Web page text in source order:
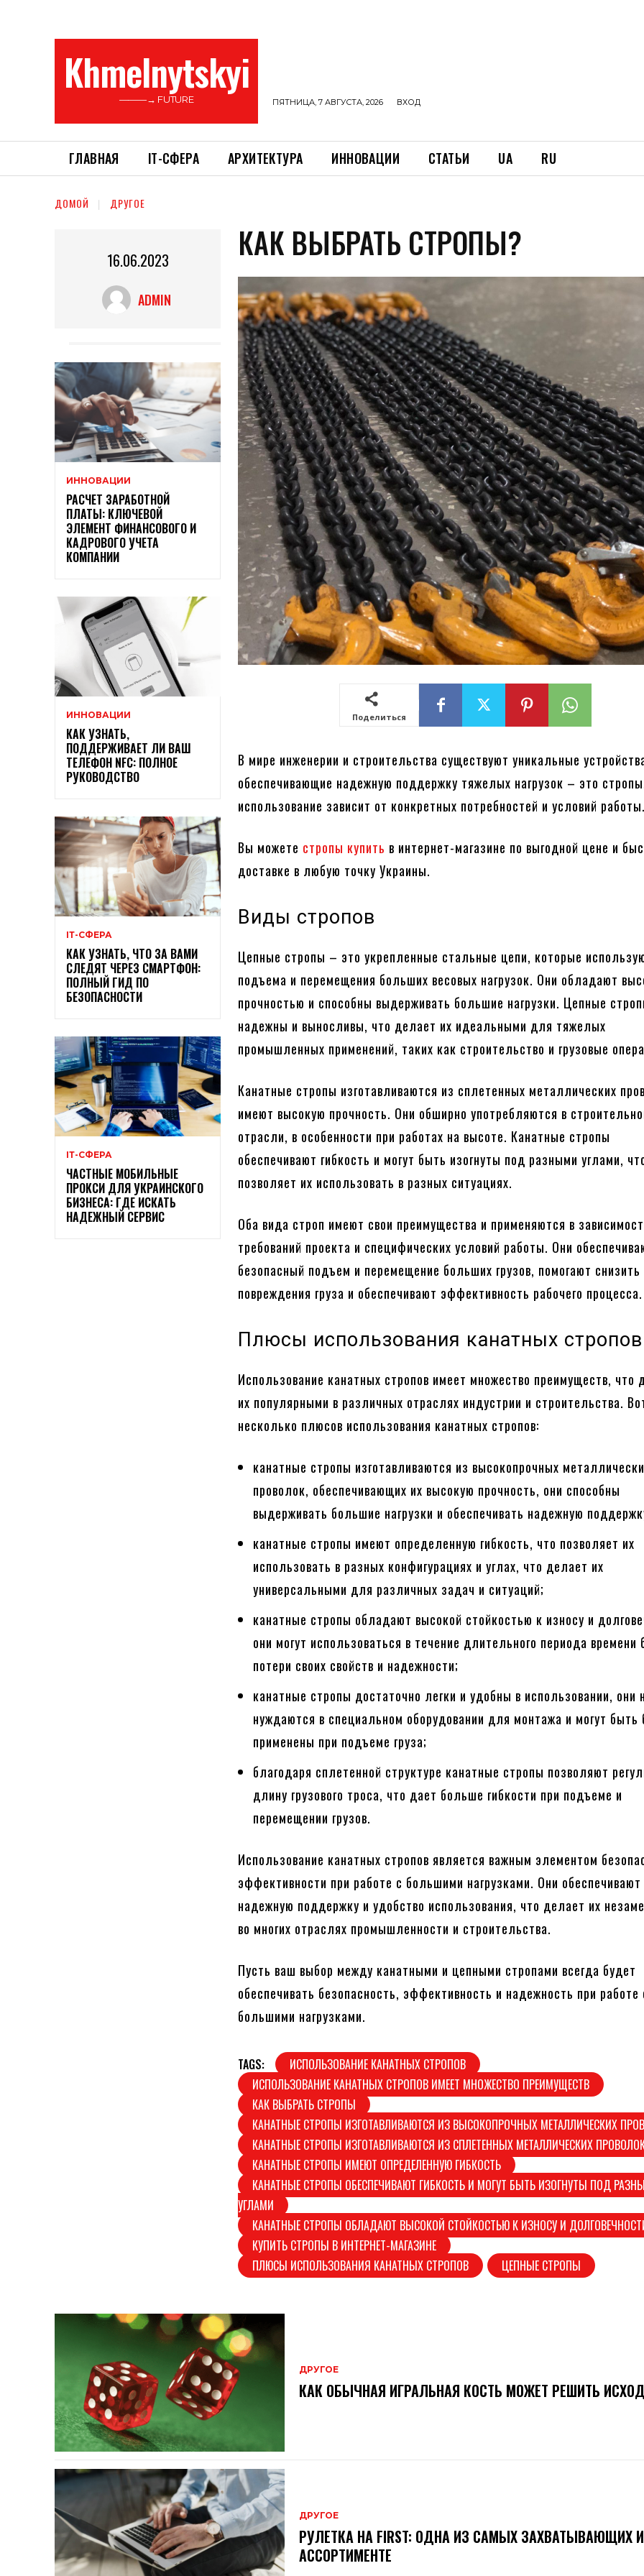
Khmelnytskyi
———→ FUTURE ПЯТНИЦА, 7 АВГУСТА, 2026 ВХОД
ГЛАВНАЯ ІТ-СФЕРА АРХИТЕКТУРА ИННОВАЦИИ СТАТЬИ UA RU
ДОМОЙ ДРУГОЕ
16.06.2023
ADMIN
ИННОВАЦИИ
РАСЧЕТ ЗАРАБОТНОЙ
ПЛАТЫ: КЛЮЧЕВОЙ
ЭЛЕМЕНТ ФИНАНСОВОГО И
КАДРОВОГО УЧЕТА
КОМПАНИИ
ИННОВАЦИИ
КАК УЗНАТЬ,
ПОДДЕРЖИВАЕТ ЛИ ВАШ
ТЕЛЕФОН NFC: ПОЛНОЕ
РУКОВОДСТВО
ІТ-СФЕРА
КАК УЗНАТЬ, ЧТО ЗА ВАМИ
СЛЕДЯТ ЧЕРЕЗ СМАРТФОН:
ПОЛНЫЙ ГИД ПО
БЕЗОПАСНОСТИ
ІТ-СФЕРА
ЧАСТНЫЕ МОБИЛЬНЫЕ
ПРОКСИ ДЛЯ УКРАИНСКОГО
БИЗНЕСА: ГДЕ ИСКАТЬ
НАДЕЖНЫЙ СЕРВИС
КАК ВЫБРАТЬ СТРОПЫ?
Поделиться
В мире инженерии и строительства существуют уникальные
обеспечивающие надежную поддержку тяжелых нагрузок – это
использование зависит от конкретных потребностей и условий работы.
Вы можете стропы купить в интернет-магазине по выгодной цене и
доставке в любую точку Украины.
Виды стропов
Цепные стропы – это укрепленные стальные цепи, которые
подъема и перемещения больших весовых нагрузок. Они обладают
прочностью и способны выдерживать большие нагрузки. Цепные
надежны и выносливы, что делает их идеальными для тяжелых
промышленных применений, таких как строительство и грузовые
Канатные стропы изготавливаются из сплетенных металлических
имеют высокую прочность. Они обширно употребляются в
отрасли, в особенности при работах на высоте. Канатные стропы
обеспечивают гибкость и могут быть изогнуты под разными углами,
позволяет их использовать в разных ситуациях.
Оба вида строп имеют свои преимущества и применяются в
требований проекта и специфических условий работы. Они
безопасный подъем и перемещение больших грузов, помогают снизить
повреждения груза и обеспечивают эффективность рабочего процесса.
Плюсы использования канатных стропов
Использование канатных стропов имеет множество преимуществ, что
их популярными в различных отраслях индустрии и строительства.
несколько плюсов использования канатных стропов:
канатные стропы изготавливаются из высокопрочных
проволок, обеспечивающих их высокую прочность, они способны
выдерживать большие нагрузки и обеспечивать надежную
канатные стропы имеют определенную гибкость, что позволяет их
использовать в разных конфигурациях и углах, что делает их
универсальными для различных задач и ситуаций;
канатные стропы обладают высокой стойкостью к износу и
они могут использоваться в течение длительного периода времени
потери своих свойств и надежности;
канатные стропы достаточно легки и удобны в использовании, они
нуждаются в специальном оборудовании для монтажа и могут быть
применены при подъеме груза;
благодаря сплетенной структуре канатные стропы позволяют
длину грузового троса, что дает больше гибкости при подъеме и
перемещении грузов.
Использование канатных стропов является важным элементом
эффективности при работе с большими нагрузками. Они обеспечивают
надежную поддержку и удобство использования, что делает их
во многих отраслях промышленности и строительства.
Пусть ваш выбор между канатными и цепными стропами всегда будет
обеспечивать безопасность, эффективность и надежность при работе
большими нагрузками.
TAGS:
ИСПОЛЬЗОВАНИЕ КАНАТНЫХ СТРОПОВ
ИСПОЛЬЗОВАНИЕ КАНАТНЫХ СТРОПОВ ИМЕЕТ МНОЖЕСТВО ПРЕИМУЩЕСТВ
КАК ВЫБРАТЬ СТРОПЫ
КАНАТНЫЕ СТРОПЫ ИЗГОТАВЛИВАЮТСЯ ИЗ ВЫСОКОПРОЧНЫХ МЕТАЛЛИЧЕСКИХ
КАНАТНЫЕ СТРОПЫ ИЗГОТАВЛИВАЮТСЯ ИЗ СПЛЕТЕННЫХ МЕТАЛЛИЧЕСКИХ
КАНАТНЫЕ СТРОПЫ ИМЕЮТ ОПРЕДЕЛЕННУЮ ГИБКОСТЬ
КАНАТНЫЕ СТРОПЫ ОБЕСПЕЧИВАЮТ ГИБКОСТЬ И МОГУТ БЫТЬ ИЗОГНУТЫ ПОД
УГЛАМИ
КАНАТНЫЕ СТРОПЫ ОБЛАДАЮТ ВЫСОКОЙ СТОЙКОСТЬЮ К ИЗНОСУ И
КУПИТЬ СТРОПЫ В ИНТЕРНЕТ-МАГАЗИНЕ
ПЛЮСЫ ИСПОЛЬЗОВАНИЯ КАНАТНЫХ СТРОПОВ
ЦЕПНЫЕ СТРОПЫ
ДРУГОЕ
КАК ОБЫЧНАЯ ИГРАЛЬНАЯ КОСТЬ МОЖЕТ РЕШИТЬ
ДРУГОЕ
РУЛЕТКА НА FIRST: ОДНА ИЗ САМЫХ ЗАХВАТЫВАЮЩИХ
АССОРТИМЕНТЕ